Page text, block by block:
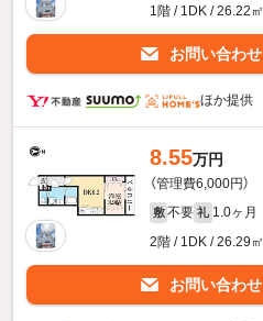
1階 / 1DK / 26.22㎡
お問い合わせ
ほか提供
8.55万円
（管理費6,000円）
敷 不要 礼 1.0ヶ月
2階 / 1DK / 26.29㎡
お問い合わせ